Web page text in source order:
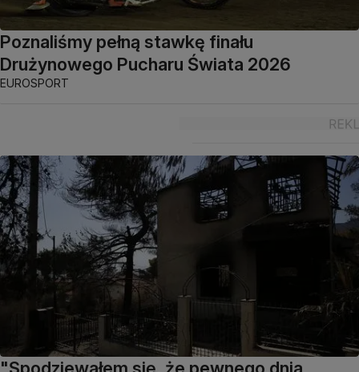
Poznaliśmy pełną stawkę finału
Drużynowego Pucharu Świata 2026
EUROSPORT